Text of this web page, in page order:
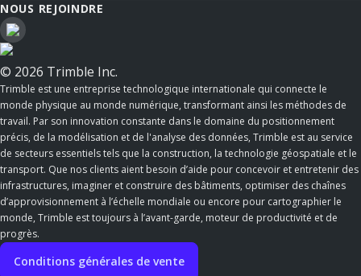
NOUS REJOINDRE
© 2026 Trimble Inc.
Trimble est une entreprise technologique internationale qui connecte le
monde physique au monde numérique, transformant ainsi les méthodes de
travail. Par son innovation constante dans le domaine du positionnement
précis, de la modélisation et de l'analyse des données, Trimble est au service
de secteurs essentiels tels que la construction, la technologie géospatiale et le
transport. Que nos clients aient besoin d’aide pour concevoir et entretenir des
infrastructures, imaginer et construire des bâtiments, optimiser des chaînes
d’approvisionnement à l’échelle mondiale ou encore pour cartographier le
monde, Trimble est toujours à l’avant-garde, moteur de productivité et de
progrès.
Conditions générales de vente